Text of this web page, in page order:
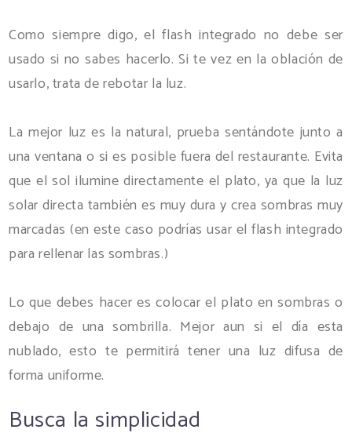
Como siempre digo, el flash integrado no debe ser
usado si no sabes hacerlo. Si te vez en la oblación de
usarlo, trata de rebotar la luz.
La mejor luz es la natural, prueba sentándote junto a
una ventana o si es posible fuera del restaurante. Evita
que el sol ilumine directamente el plato, ya que la luz
solar directa también es muy dura y crea sombras muy
marcadas (en este caso podrías usar el flash integrado
para rellenar las sombras.)
Lo que debes hacer es colocar el plato en sombras o
debajo de una sombrilla. Mejor aun si el día esta
nublado, esto te permitirá tener una luz difusa de
forma uniforme.
Busca la simplicidad